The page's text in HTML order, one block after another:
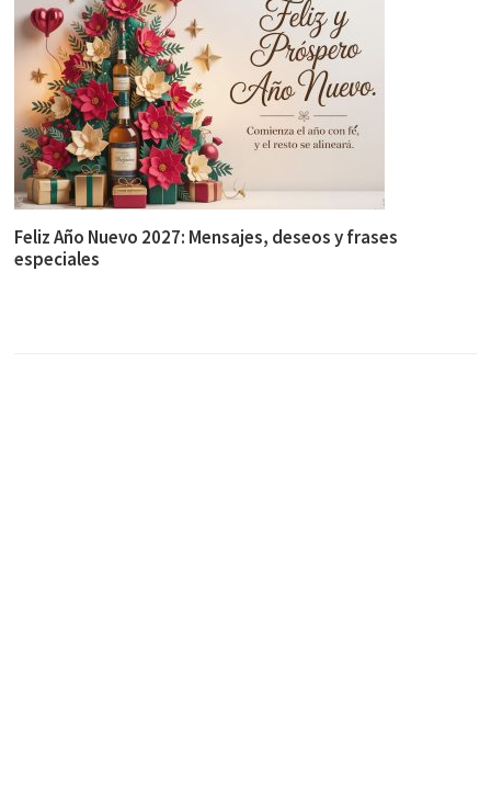
Feliz Año Nuevo 2027: Mensajes, deseos y frases
especiales